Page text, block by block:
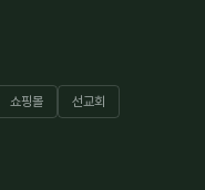
쇼핑몰 선교회